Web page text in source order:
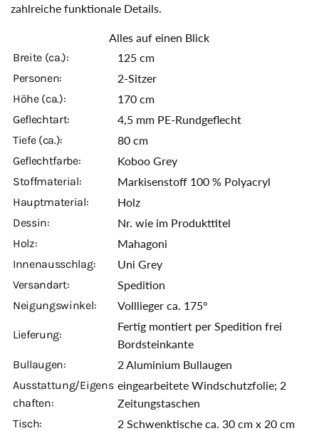
zahlreiche funktionale Details.
Alles auf einen Blick
Breite (ca.):
125 cm
Personen:
2-Sitzer
Höhe (ca.):
170 cm
Geflechtart:
4,5 mm PE-Rundgeflecht
Tiefe (ca.):
80 cm
Geflechtfarbe:
Koboo Grey
Stoffmaterial:
Markisenstoff 100 % Polyacryl
Hauptmaterial:
Holz
Dessin:
Nr. wie im Produkttitel
Holz:
Mahagoni
Innenausschlag:
Uni Grey
Versandart:
Spedition
Neigungswinkel:
Volllieger ca. 175°
Lieferung:
Fertig montiert per Spedition frei
Bordsteinkante
Bullaugen:
2 Aluminium Bullaugen
Ausstattung/Eigens
chaften:
eingearbeitete Windschutzfolie; 2
Zeitungstaschen
Tisch:
2 Schwenktische ca. 30 cm x 20 cm